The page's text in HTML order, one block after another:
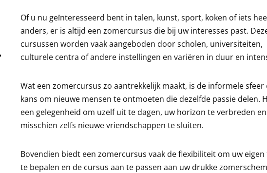
Of u nu geïnteresseerd bent in talen, kunst, sport, koken of iets
anders, er is altijd een zomercursus die bij uw interesses past.
cursussen worden vaak aangeboden door scholen, universiteiten,
culturele centra of andere instellingen en variëren in duur en
Wat een zomercursus zo aantrekkelijk maakt, is de informele sfeer
kans om nieuwe mensen te ontmoeten die dezelfde passie delen.
een gelegenheid om uzelf uit te dagen, uw horizon te verbreden en
misschien zelfs nieuwe vriendschappen te sluiten.
Bovendien biedt een zomercursus vaak de flexibiliteit om uw
te bepalen en de cursus aan te passen aan uw drukke